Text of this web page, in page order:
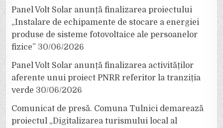
Panel Volt Solar anunță finalizarea proiectului
„Instalare de echipamente de stocare a energiei
produse de sisteme fotovoltaice ale persoanelor
fizice” 30/06/2026
Panel Volt Solar anunță finalizarea activităților
aferente unui proiect PNRR referitor la tranziția
verde 30/06/2026
Comunicat de presă. Comuna Tulnici demarează
proiectul „Digitalizarea turismului local al